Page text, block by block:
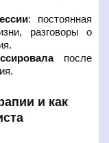
: постоянная
разговоры о
после
и как